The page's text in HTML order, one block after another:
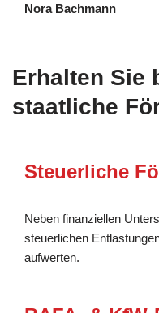
Nora Bachmann
Erhalten Sie
staatliche
Steuerliche
Neben finanziellen
steuerlichen
aufwerten.